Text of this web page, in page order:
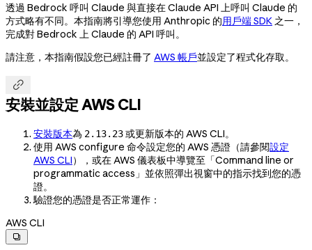
透過 Bedrock 呼叫 Claude 與直接在 Claude API 上呼叫 Claude 的
方式略有不同。本指南將引導您使用 Anthropic 的用戶端 SDK 之一，
完成對 Bedrock 上 Claude 的 API 呼叫。
請注意，本指南假設您已經註冊了 AWS 帳戶並設定了程式化存取。

安裝並設定 AWS CLI
安裝版本為 2.13.23或更新版本的 AWS CLI。
使用 AWS configure 命令設定您的 AWS 憑證（請參閱設定
AWS CLI），或在 AWS 儀表板中導覽至「Command line or
programmatic access」並依照彈出視窗中的指示找到您的憑
證。
驗證您的憑證是否正常運作：
AWS CLI
